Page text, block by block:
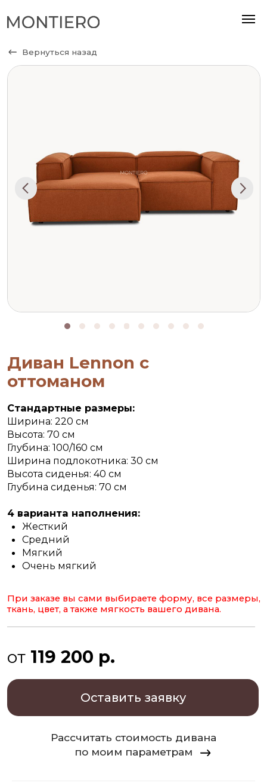
оттоманом
Стандартные размеры:
Глубина: 100/160 см
Ширина подлокотника: 30 см
Высота сиденья: 40 см
4 варианта наполнения:
Жесткий
Средний
Мягкий
Очень мягкий
Оставить заявку
При заказе вы сами выбираете форму, все размеры,
ткань, цвет, а также мягкость вашего дивана.
от119 200 р.
Рассчитать стоимость дивана
по моим параметрам